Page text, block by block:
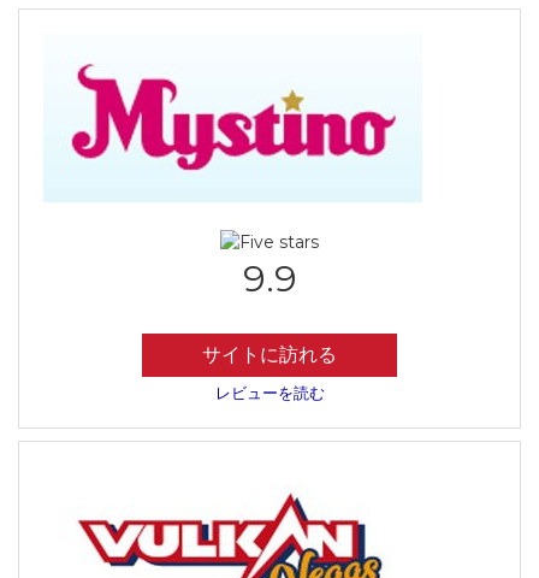
9.9
サイトに訪れる
レビューを読む